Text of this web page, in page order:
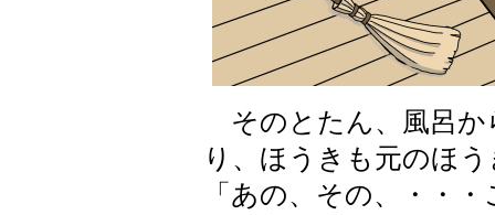
そのとたん、風呂か
り、ほうきも元のほ
「あの、その、・・